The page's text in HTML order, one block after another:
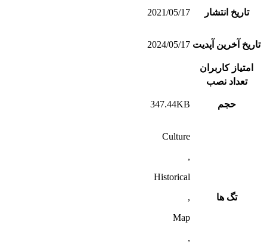
تاریخ انتشار 2021/05/17
تاریخ آخرین آپدیت 2024/05/17
امتیاز کاربران
تعداد نصب
حجم 347.44KB
تگ ها
Culture
,
Historical
,
Map
,